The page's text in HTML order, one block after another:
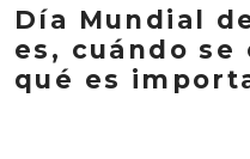
Día Mundial
es, cuándo se
qué es